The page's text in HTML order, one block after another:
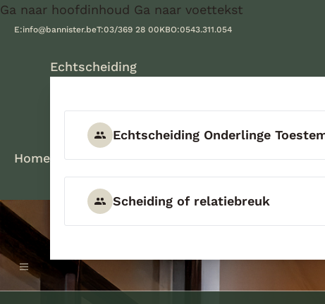
Ga naar hoofdinhoud Ga naar voettekst
E:info@bannister.beT:03/369 28 00KBO:0543.311.054
Home
Echtscheiding
Echtscheiding Onderlinge
Scheiding of relatiebreuk